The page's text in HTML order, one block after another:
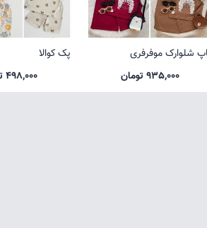
شلوارک موفرفری
935,000 تومان
پک کوالا
498,000 تومان